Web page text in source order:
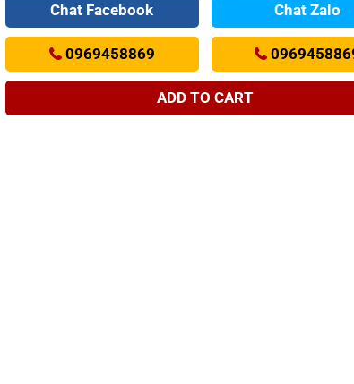
Chat Facebook Chat Zalo
0969458869
ADD TO CART